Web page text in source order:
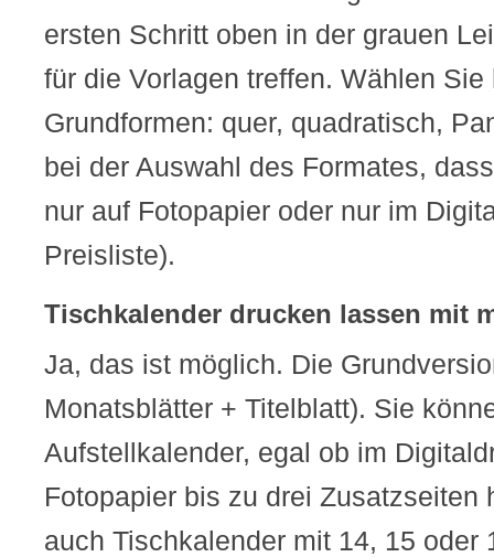
ersten Schritt oben in der grauen
für die Vorlagen treffen. Wählen
Grundformen: quer, quadratisch,
bei der Auswahl des Formates,
nur auf Fotopapier oder nur im
Preisliste).
Tischkalender drucken lassen mit
Ja, das ist möglich. Die
Monatsblätter + Titelblatt). Sie
Aufstellkalender, egal ob im
Fotopapier bis zu drei Zusatzseiten
auch Tischkalender mit 14, 15 oder